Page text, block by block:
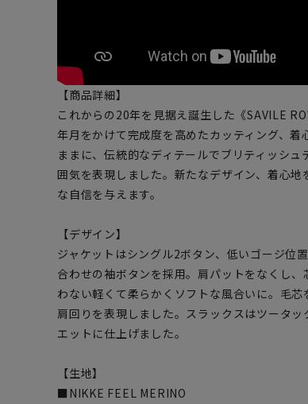
【商品詳細】
これからの20年を見据え誕生した《SAVILE
年月をかけて完成度を高めたカッティング、
ままに、伝統的なディテールでブリティッシ
囲気を表現しました。新たなデザイン、着心
な自信を与えます。
【デザイン】
ジャケットはシングル2ボタン、低いゴージ位
合わせの袖ボタンを採用。肩パットをなくし
わない軽くて柔らかくソフトな風合いに。毛
肩回りを表現しました。スラックスはツータ
エットに仕上げました。
【生地】
■NIKKE FEEL MERINO